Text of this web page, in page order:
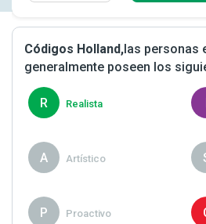
Códigos Holland, las personas
generalmente poseen los
R Realista
A Artístico
P Proactivo